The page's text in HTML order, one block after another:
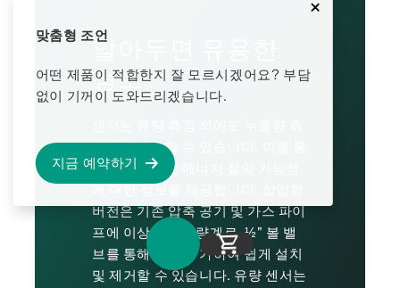
알아두면 유용한
정보
정에도 사용할 수 있습니다. 이를 통
해 사용자에게 에너지 절약 가능성
에 대한 정보를 제공합니다. 삽입형
버전은 기존 압축 공기 및 가스 파이
프에 이상적인 유량계로, ½" 볼 밸
브를 통해 압력을 가하여 쉽게 설치
및 제거할 수 있습니다. 유량 센서는
맞춤형 조언
어떤 제품이 적합한지 잘 모르시겠어요? 부담
없이 기꺼이 도와드리겠습니다.
지금 예약하기